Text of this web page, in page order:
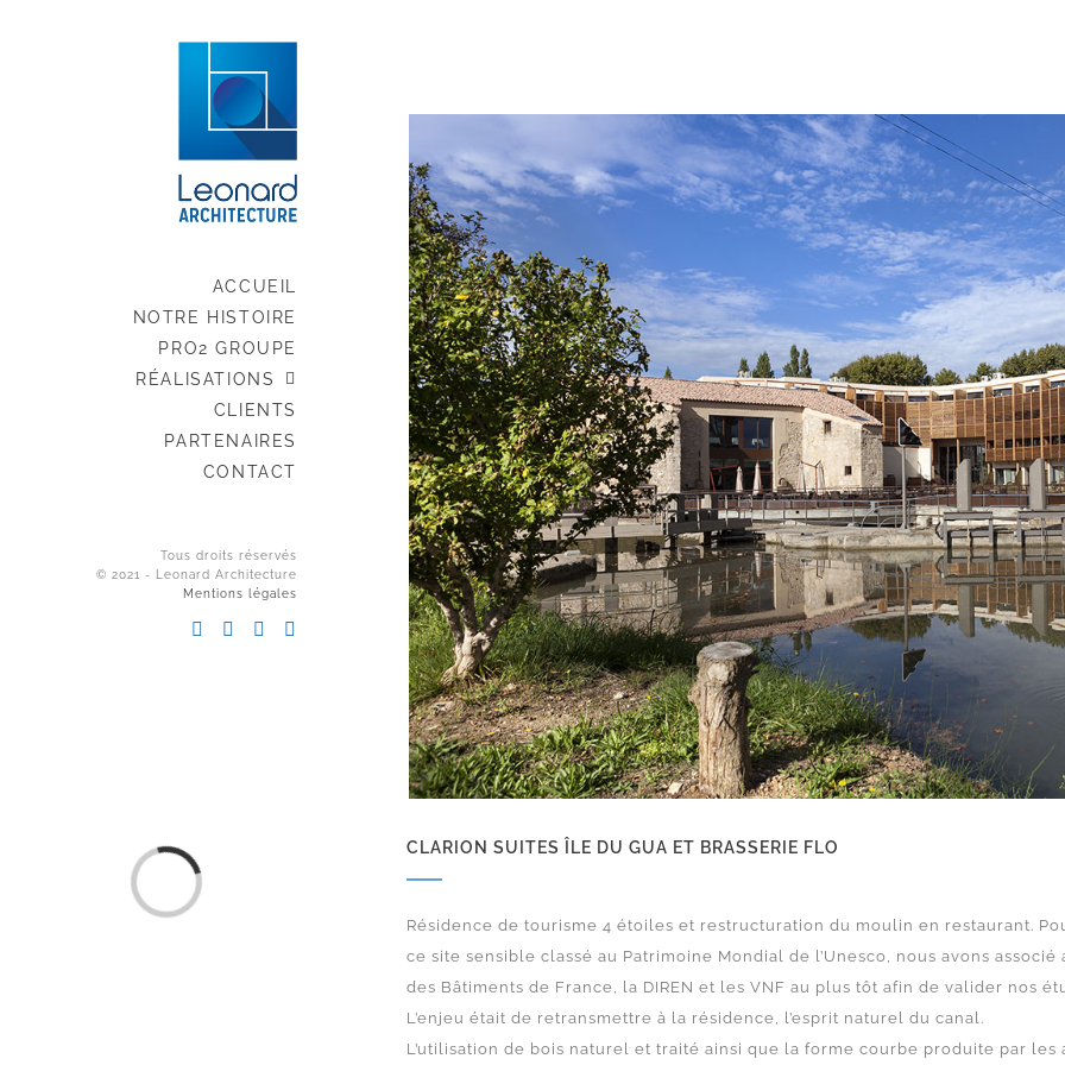
ACCUEIL
NOTRE HISTOIRE
PRO2 GROUPE
RÉALISATIONS
CLIENTS
PARTENAIRES
CONTACT
Tous droits réservés
© 2021 - Leonard Architecture
Mentions légales
Loading... CLARION SUITES ÎLE DU GUA ET BRASSERIE FLO
Résidence de tourisme 4 étoiles et restructuration du moulin en restaurant.
ce site sensible classé au Patrimoine Mondial de l’Unesco, nous avons associé
des Bâtiments de France, la DIREN et les VNF au plus tôt afin de valider nos
L’enjeu était de retransmettre à la résidence, l’esprit naturel du canal.
L’utilisation de bois naturel et traité ainsi que la forme courbe produite par les